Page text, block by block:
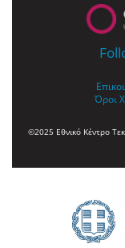
Όροι
©2025 Εθνικό Κέντρο